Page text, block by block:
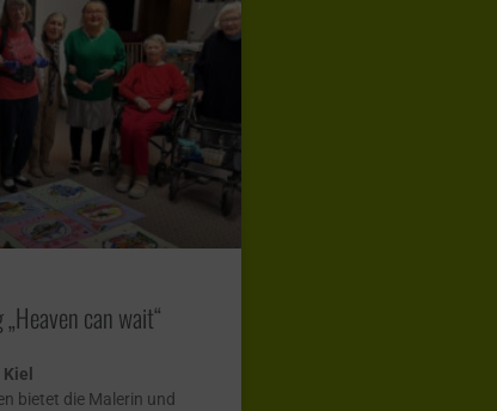
can wait“
bietet die Malerin und